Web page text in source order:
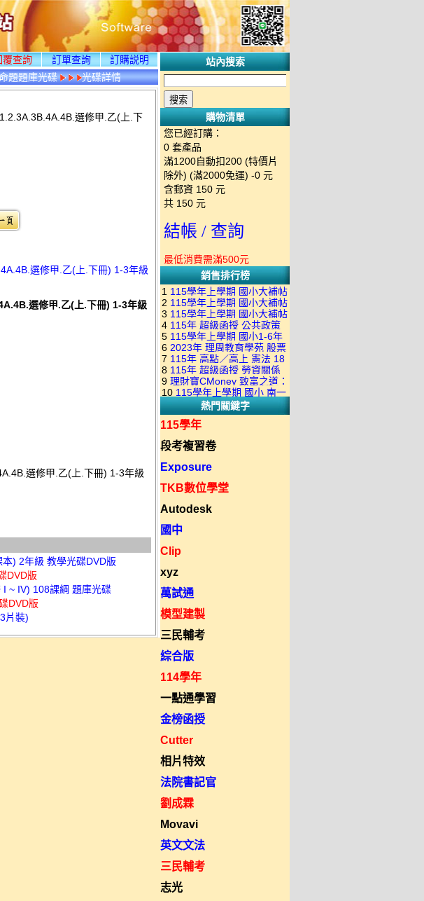
覆查詢 訂單查詢
訂購説明
題題庫光碟 光碟詳情
選修甲.乙(上.下
選修甲.乙(上.下冊) 1-3年級
選修甲.乙(上.下冊) 1-3年級
選修甲.乙(上.下冊) 1-3年級
) 2年級 教學光碟DVD版
DVD版
~ IV) 108課綱 題庫光碟
DVD版
片裝)
站內搜索
購物清單
您已經訂購：
0 套產品
滿1200自動扣200 (特價片
除外) (滿2000免運) -0 元
含郵資 150 元
共 150 元
結帳 / 查詢
最低消費需滿500元
銷售排行榜
1 115學年上學期 國小大補帖
南一版 國語+數學+社會+生活
+自然 1-6年級 教學光碟DVD
版(3DVD)
2 115學年上學期 國小大補帖
康軒版 國語+數學+社會+生活
+自然 1-6年級 教學光碟DVD
版(3DVD)
3 115學年上學期 國小大補帖
翰林版 國語+數學+社會+生活
+自然 1-6年級 教學光碟DVD
版(3DVD)
4 115年 超級函授 公共政策
22堂課+總複習 張楚老師 含
PDF講義 函授DVD(9DVD)
5 115學年上學期 國小1-6年
級 習作解答(含康軒.南一.翰林
全版本.全科目)合輯版 DVD版
6 2023年 理周教育學苑 股票
當沖煉金術 主講：朱家泓 國
語發音 DVD版
7 115年 高點／高上 憲法 18
堂課 宗台大老師 含PDF講義
函授DVD(8DVD)【適用於律
師司法考試】
8 115年 超級函授 勞資關係
概要 11堂課+總複習 陸川老
師 含PDF講義 函授
DVD(5DVD)
9 理財寶CMoney 致富之道：
上班族飆股攻略班 主講：朱
家泓+林穎 國語發音 DVD版
10 115學年上學期 國小 南一
版 教師手冊(全年級、全領域)
教學光碟DVD版
熱門關鍵字
115學年
段考複習卷
Exposure
TKB數位學堂
Autodesk
國中
Clip
xyz
萬試通
模型建製
三民輔考
綜合版
114學年
一點通學習
金榜函授
Cutter
相片特效
法院書記官
劉成霖
Movavi
英文文法
三民輔考
志光